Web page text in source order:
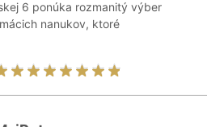
6 ponúka rozmanitý výber
nanukov, ktoré